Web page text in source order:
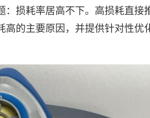
损耗率居高不下。高损耗直接
的主要原因，并提供针对性优